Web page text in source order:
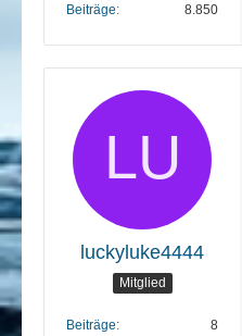
Beiträge 8.850
luckyluke4444
Mitglied
Beiträge 8